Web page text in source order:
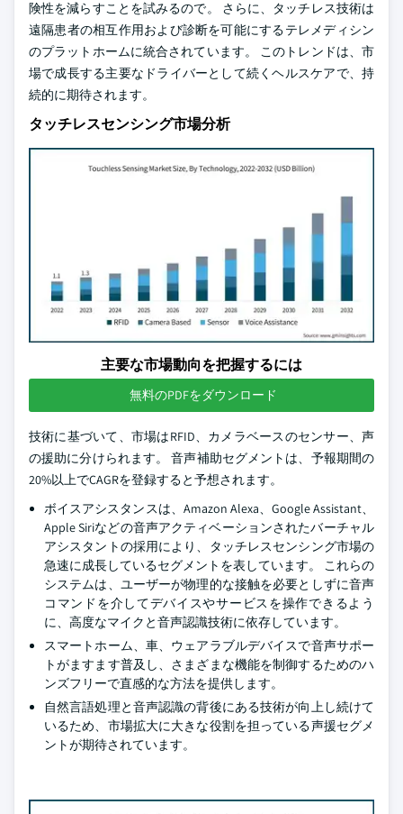
険性を減らすことを試みるので。 さらに、タッチレス技術は
遠隔患者の相互作用および診断を可能にするテレメディシン
のプラットホームに統合されています。 このトレンドは、市
場で成長する主要なドライバーとして続くヘルスケアで、持
続的に期待されます。
タッチレスセンシング市場分析
主要な市場動向を把握するには
無料のPDFをダウンロード
技術に基づいて、市場はRFID、カメラベースのセンサー、声
の援助に分けられます。 音声補助セグメントは、予報期間の
20%以上でCAGRを登録すると予想されます。
ボイスアシスタンスは、Amazon Alexa、Google Assistant、
Apple Siriなどの音声アクティベーションされたバーチャル
アシスタントの採用により、タッチレスセンシング市場の
急速に成長しているセグメントを表しています。 これらの
システムは、ユーザーが物理的な接触を必要としずに音声
コマンドを介してデバイスやサービスを操作できるよう
に、高度なマイクと音声認識技術に依存しています。
スマートホーム、車、ウェアラブルデバイスで音声サポー
トがますます普及し、さまざまな機能を制御するためのハ
ンズフリーで直感的な方法を提供します。
自然言語処理と音声認識の背後にある技術が向上し続けて
いるため、市場拡大に大きな役割を担っている声援セグメ
ントが期待されています。